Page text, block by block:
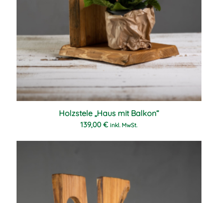
Holzstele „Haus mit Balkon“
139,00€ inkl. MwSt.